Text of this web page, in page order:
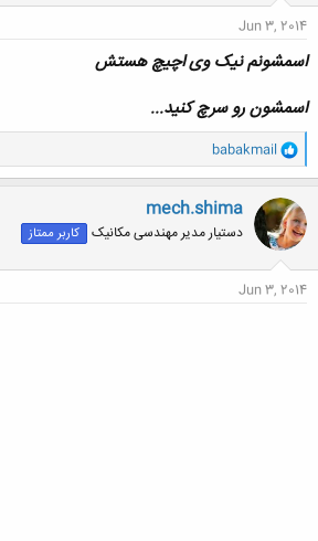
Jun 3, 2014
اسمشونم نیک وی اچیچ هستش
اسمشون رو سرچ کنید...
و
ا
ک
ن
ش
ه
ا
babakmail
mech.shima
دستیار مدیر مهندسی مکانیک کاربر ممتاز
Jun 3, 2014